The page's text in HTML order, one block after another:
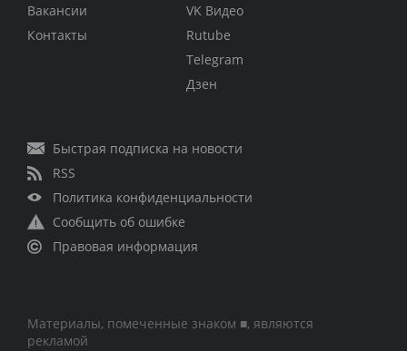
Вакансии
Контакты
VK Видео
Rutube
Telegram
Дзен
Быстрая подписка на новости
RSS
Политика конфиденциальности
Сообщить об ошибке
Правовая информация
Материалы, помеченные знаком ■, являются
рекламой